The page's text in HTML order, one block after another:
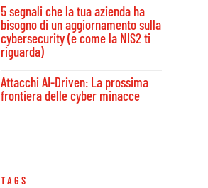
5 segnali che la tua azienda ha
bisogno di un aggiornamento sulla
cybersecurity (e come la NIS2 ti
riguarda)
Attacchi AI-Driven: La prossima
frontiera delle cyber minacce
TAGS